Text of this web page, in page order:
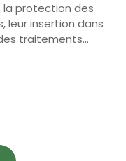
la protection des
leur insertion dans
traitements...